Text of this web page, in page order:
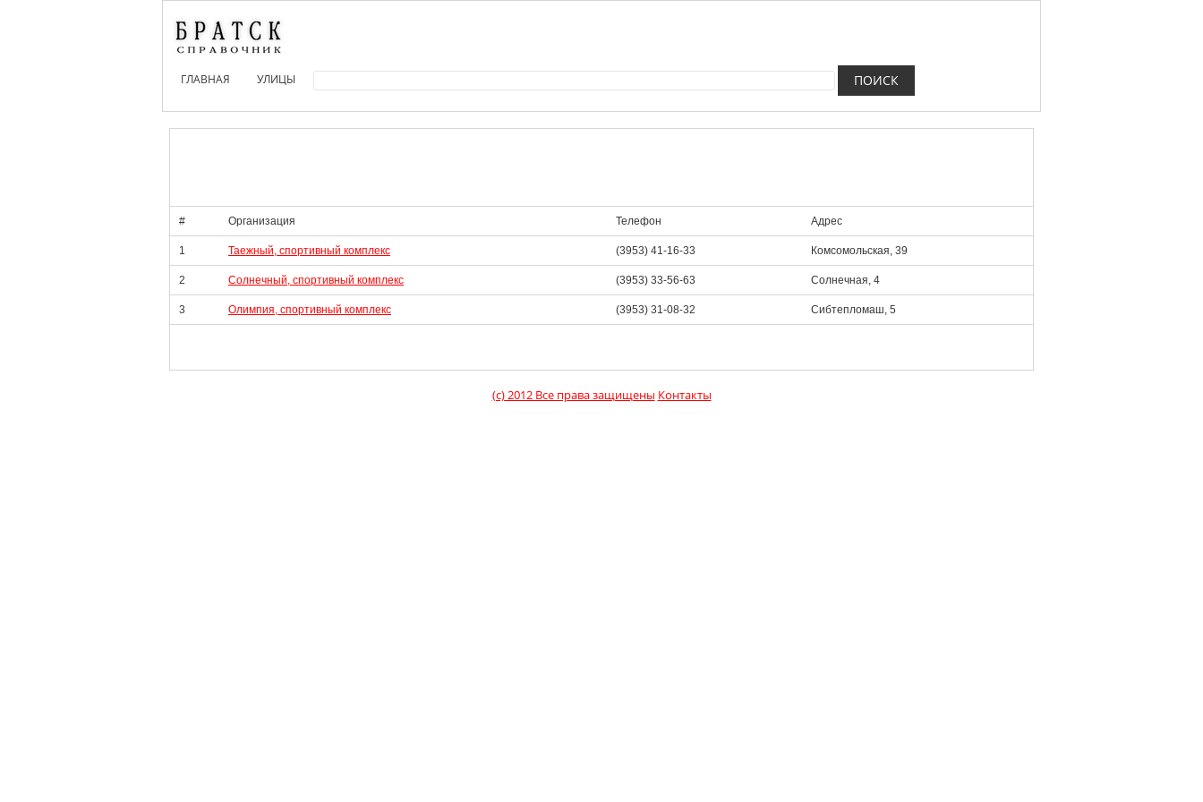
ГЛАВНАЯ УЛИЦЫ
# Организация Телефон Адрес
1 Таежный, спортивный комплекс (3953) 41-16-33 Комсомольская, 39
2 Солнечный, спортивный комплекс (3953) 33-56-63 Солнечная, 4
3 Олимпия, спортивный комплекс (3953) 31-08-32 Сибтепломаш, 5
(c) 2012 Все права защищены Контакты